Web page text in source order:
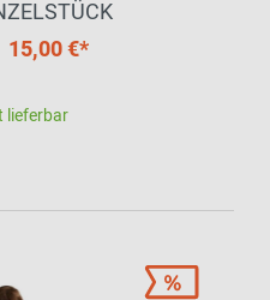
15,00 €*
lieferbar